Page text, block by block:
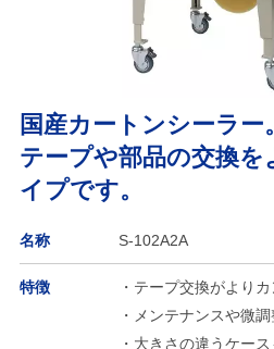
国産カートンシーラー。
テープや部品の交換を
イプです。
名称 S-102A2A
特徴
・テープ交換がより
・メンテナンスや微
・大きさの違うケー